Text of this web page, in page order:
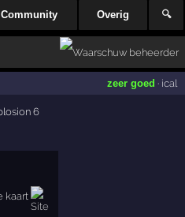
Community Overig 🔍
zeer goed · ical